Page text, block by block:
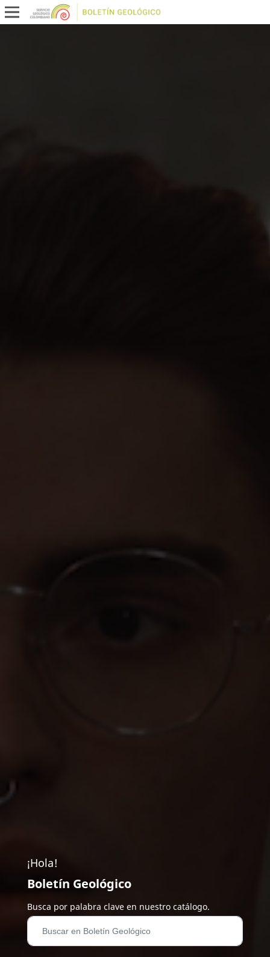
¡Hola!
Boletín Geológico
Busca por palabra clave en nuestro catálogo.